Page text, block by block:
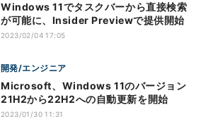
Windows 11でタスクバーから直接検索
が可能に、Insider Previewで提供開始
2023/02/04 17:05
開発/エンジニア
Microsoft、Windows 11のバージョン
21H2から22H2への自動更新を開始
2023/01/30 11:31